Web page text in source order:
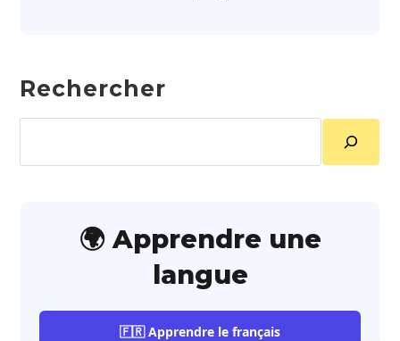
Rechercher
🌍 Apprendre une
langue
🇫🇷 Apprendre le français